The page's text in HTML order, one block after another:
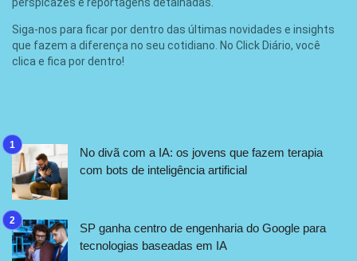
Siga-nos para ficar por dentro das últimas novidades e insights
que fazem a diferença no seu cotidiano. No Click Diário, você
clica e fica por dentro!
No divã com a IA: os jovens que fazem terapia
com bots de inteligência artificial
SP ganha centro de engenharia do Google para
tecnologias baseadas em IA